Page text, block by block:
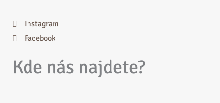
Instagram
Facebook
Kde nás najdete?